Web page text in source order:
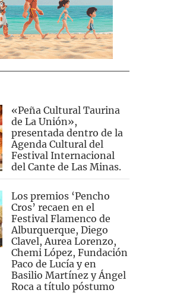
«Peña Cultural Taurina
de La Unión»,
presentada dentro de la
Agenda Cultural del
Festival Internacional
del Cante de Las Minas.
Los premios ‘Pencho
Cros’ recaen en el
Festival Flamenco de
Alburquerque, Diego
Clavel, Aurea Lorenzo,
Chemi López, Fundación
Paco de Lucía y en
Basilio Martínez y Ángel
Roca a título póstumo